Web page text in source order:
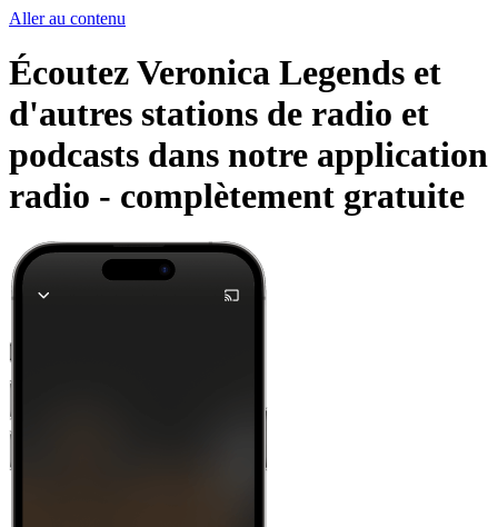
Aller au contenu
Écoutez Veronica Legends et
d'autres stations de radio et
podcasts dans notre application
radio - complètement gratuite